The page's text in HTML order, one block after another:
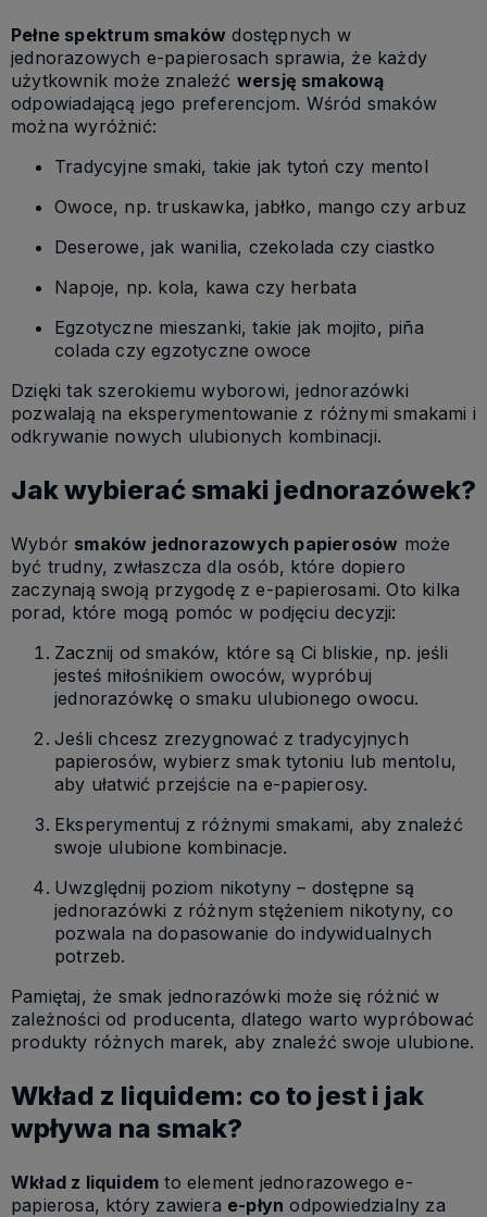
Pełne spektrum smaków dostępnych w
jednorazowych e-papierosach sprawia, że każdy
użytkownik może znaleźć wersję smakową
odpowiadającą jego preferencjom. Wśród smaków
można wyróżnić:
Tradycyjne smaki, takie jak tytoń czy mentol
Owoce, np. truskawka, jabłko, mango czy arbuz
Deserowe, jak wanilia, czekolada czy ciastko
Napoje, np. kola, kawa czy herbata
Egzotyczne mieszanki, takie jak mojito, piña
colada czy egzotyczne owoce
Dzięki tak szerokiemu wyborowi, jednorazówki
pozwalają na eksperymentowanie z różnymi smakami i
odkrywanie nowych ulubionych kombinacji.
Jak wybierać smaki jednorazówek?
Wybór smaków jednorazowych papierosów może
być trudny, zwłaszcza dla osób, które dopiero
zaczynają swoją przygodę z e-papierosami. Oto kilka
porad, które mogą pomóc w podjęciu decyzji:
Zacznij od smaków, które są Ci bliskie, np. jeśli
jesteś miłośnikiem owoców, wypróbuj
jednorazówkę o smaku ulubionego owocu.
Jeśli chcesz zrezygnować z tradycyjnych
papierosów, wybierz smak tytoniu lub mentolu,
aby ułatwić przejście na e-papierosy.
Eksperymentuj z różnymi smakami, aby znaleźć
swoje ulubione kombinacje.
Uwzględnij poziom nikotyny – dostępne są
jednorazówki z różnym stężeniem nikotyny, co
pozwala na dopasowanie do indywidualnych
potrzeb.
Pamiętaj, że smak jednorazówki może się różnić w
zależności od producenta, dlatego warto wypróbować
produkty różnych marek, aby znaleźć swoje ulubione.
Wkład z liquidem: co to jest i jak
wpływa na smak?
Wkład z liquidem to element jednorazowego e-
papierosa, który zawiera e-płyn odpowiedzialny za